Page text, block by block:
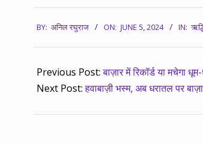
06-
05
BY: अनिल रघुराज ON: JUNE 5, 2024 IN:
Previous Post:बाज़ार में रिकॉर्ड या मचेगा
Next Post:हवाबाज़ी भस्म, अब धरातल पर